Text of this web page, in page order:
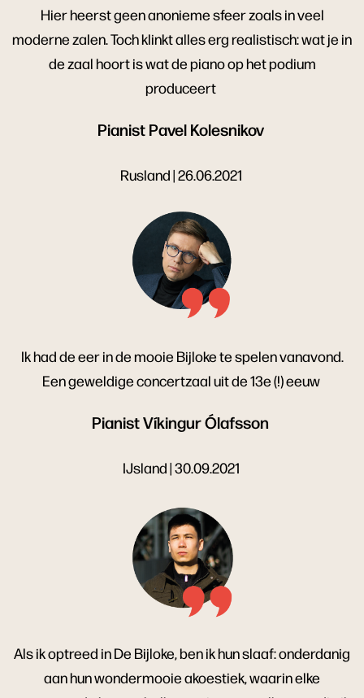
Hier heerst geen anonieme sfeer zoals in veel
moderne zalen. Toch klinkt alles erg realistisch: wat je in
de zaal hoort is wat de piano op het podium
produceert
Pianist Pavel Kolesnikov
Rusland | 26.06.2021
Ik had de eer in de mooie Bijloke te spelen vanavond.
Een geweldige concertzaal uit de 13e (!) eeuw
Pianist Víkingur Ólafsson
IJsland | 30.09.2021
Als ik optreed in De Bijloke, ben ik hun slaaf: onderdanig
aan hun wondermooie akoestiek, waarin elke